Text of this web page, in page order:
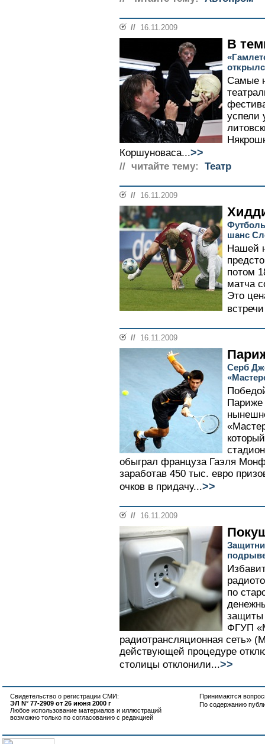
// 16.11.2009
В
Самые
успели
Коршуноваса...>>
// читайте тему: Театр
// 16.11.2009
шанс
Нашей
потом
матча
Это
// 16.11.2009
Серб
Париже
обыграл француза Гаэля
заработав 450 тыс. евро
очков в придачу...>>
// 16.11.2009
по
защиты
ФГУП
радиотрансляционная сеть»
действующей процедуре
столицы отклонили...>>
Свидетельство о регистрации СМИ:
ЭЛ N° 77-2909 от 26 июня 2000 г
Любое использование материалов и иллюстраций
возможно только по согласованию с редакцией
Принимаются
По содержанию